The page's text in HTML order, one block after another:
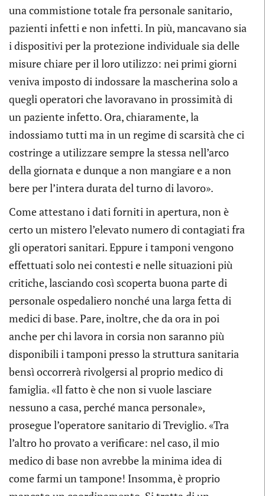
una commistione totale fra personale sanitario,
pazienti infetti e non infetti. In più, mancavano sia
i dispositivi per la protezione individuale sia delle
misure chiare per il loro utilizzo: nei primi giorni
veniva imposto di indossare la mascherina solo a
quegli operatori che lavoravano in prossimità di
un paziente infetto. Ora, chiaramente, la
indossiamo tutti ma in un regime di scarsità che ci
costringe a utilizzare sempre la stessa nell’arco
della giornata e dunque a non mangiare e a non
bere per l’intera durata del turno di lavoro».
Come attestano i dati forniti in apertura, non è
certo un mistero l’elevato numero di contagiati fra
gli operatori sanitari. Eppure i tamponi vengono
effettuati solo nei contesti e nelle situazioni più
critiche, lasciando così scoperta buona parte di
personale ospedaliero nonché una larga fetta di
medici di base. Pare, inoltre, che da ora in poi
anche per chi lavora in corsia non saranno più
disponibili i tamponi presso la struttura sanitaria
bensì occorrerà rivolgersi al proprio medico di
famiglia. «Il fatto è che non si vuole lasciare
nessuno a casa, perché manca personale»,
prosegue l’operatore sanitario di Treviglio. «Tra
l’altro ho provato a verificare: nel caso, il mio
medico di base non avrebbe la minima idea di
come farmi un tampone! Insomma, è proprio